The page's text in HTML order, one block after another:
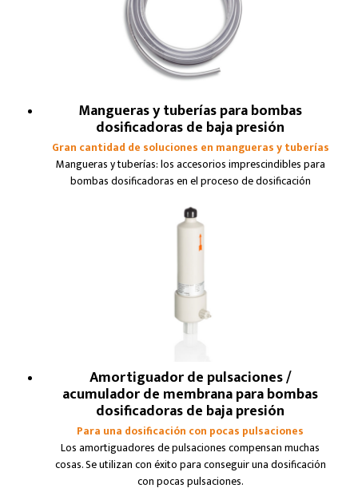
Mangueras y tuberías para bombas
dosificadoras de baja presión
Gran cantidad de soluciones en mangueras y tuberías
Mangueras y tuberías: los accesorios imprescindibles para
bombas dosificadoras en el proceso de dosificación
Amortiguador de pulsaciones /
acumulador de membrana para bombas
dosificadoras de baja presión
Para una dosificación con pocas pulsaciones
Los amortiguadores de pulsaciones compensan muchas
cosas. Se utilizan con éxito para conseguir una dosificación
con pocas pulsaciones.